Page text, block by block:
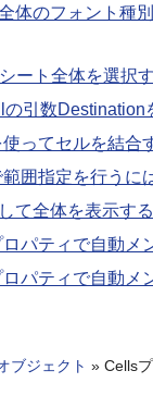
体のフォント種
ート全体を選択
の引数Destination
ってセルを結合
囲指定を行うに
て全体を表示す
パティで自動メ
パティで自動メ
ブジェクト » Cells